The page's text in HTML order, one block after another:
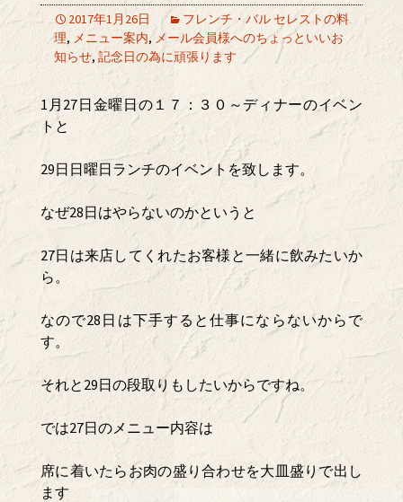
2017年1月26日
フレンチ・バル セレストの料
理, メニュー案内,メール会員様へのちょっといいお
知らせ, 記念日の為に頑張ります
1月27日金曜日の１７：３０～ディナーのイベン
トと
29日日曜日ランチのイベントを致します。
なぜ28日はやらないのかというと
27日は来店してくれたお客様と一緒に飲みたいか
ら。
なので28日は下手すると仕事にならないからで
す。
それと29日の段取りもしたいからですね。
では27日のメニュー内容は
席に着いたらお肉の盛り合わせを大皿盛りで出し
ます